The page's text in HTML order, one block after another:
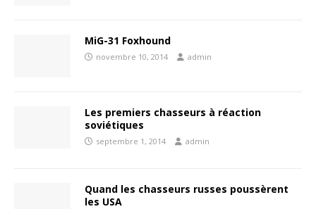
MiG-31 Foxhound
novembre 10, 2014 admin
Les premiers chasseurs à réaction
soviétiques
septembre 1, 2014 admin
Quand les chasseurs russes poussèrent
les USA